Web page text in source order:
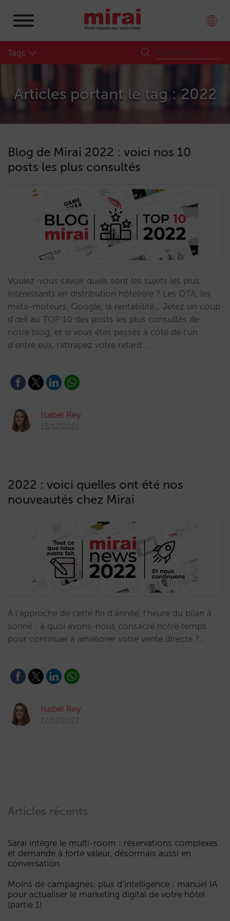
Tags
Articles portant le tag : 2022
Blog de Mirai 2022 : voici nos 10
posts les plus consultés
Voulez-vous savoir quels sont les sujets les plus
intéressants en distribution hôtelière ? Les OTA, les
méta-moteurs, Google, la rentabilité… Jetez un coup
d’œil au TOP 10 des posts les plus consultés de
notre blog, et si vous êtes passés à côté de l’un
d’entre eux, rattrapez votre retard.…
Isabel Rey
15/12/2022
2022 : voici quelles ont été nos
nouveautés chez Mirai
À l’approche de cette fin d’année, l’heure du bilan a
sonné : à quoi avons-nous consacré notre temps
pour continuer à améliorer votre vente directe ?…
Isabel Rey
12/12/2022
Articles récents
Sarai intègre le multi-room : réservations complexes
et demande à forte valeur, désormais aussi en
conversation
Moins de campagnes, plus d’intelligence : manuel IA
pour actualiser le marketing digital de votre hôtel
(partie 1)